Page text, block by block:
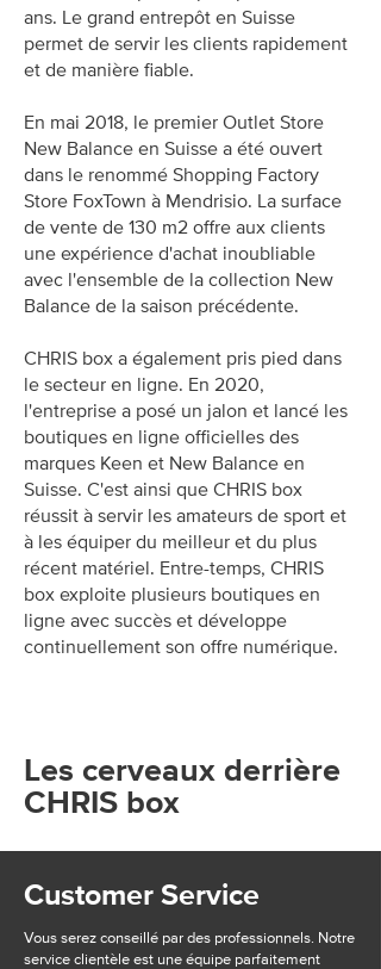
ans. Le grand entrepôt en Suisse
permet de servir les clients rapidement
et de manière fiable.
En mai 2018, le premier Outlet Store
New Balance en Suisse a été ouvert
dans le renommé Shopping Factory
Store FoxTown à Mendrisio. La surface
de vente de 130 m2 offre aux clients
une expérience d'achat inoubliable
avec l'ensemble de la collection New
Balance de la saison précédente.
CHRIS box a également pris pied dans
le secteur en ligne. En 2020,
l'entreprise a posé un jalon et lancé les
boutiques en ligne officielles des
marques Keen et New Balance en
Suisse. C'est ainsi que CHRIS box
réussit à servir les amateurs de sport et
à les équiper du meilleur et du plus
récent matériel. Entre-temps, CHRIS
box exploite plusieurs boutiques en
ligne avec succès et développe
continuellement son offre numérique.
Les cerveaux derrière
CHRIS box
Customer Service
Vous serez conseillé par des professionnels. Notre
service clientèle est une équipe parfaitement